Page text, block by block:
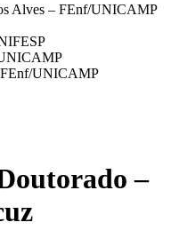
Alves – FEnf/UNICAMP
FEnf/UNICAMP
–